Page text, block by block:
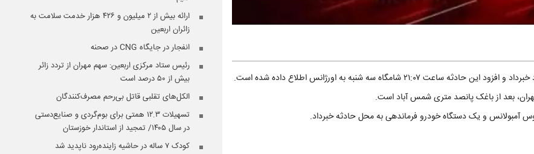
شامگاه سه شنبه به اورژانس اطلاع داده شده است.
بعد از باغک پانصد متری شمس آباد است.
ارائه بیش از ۲ میلیون و ۴۲۶ هزار خدمت سلامت به
زائران اربعین
انفجار در جایگاه CNG در صحنه
رئیس ستاد مرکزی اربعین: سهم مهران از تردد زائر
بیش از ۵۰ درصد است
الکل‌های تقلبی قاتل بی‌رحم مصرف‌کنندگان
تسهیلات ۱۲.۳ همتی برای بوم‌گردی و صنایع‌دستی
در سال ۱۴۰۵/ تمجید از استاندار خوزستان
کودک ۷ ساله در حاشیه زاینده‌رود ناپدید شد